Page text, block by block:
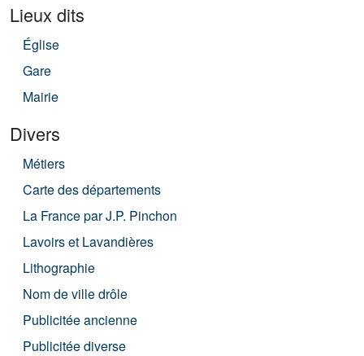
Lieux dits
Église
Gare
Mairie
Divers
Métiers
Carte des départements
La France par J.P. Pinchon
Lavoirs et Lavandières
Lithographie
Nom de ville drôle
Publicitée ancienne
Publicitée diverse